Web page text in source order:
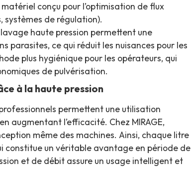
conçu pour l’optimisation de flux
systèmes de régulation).
haute pression permettent une
parasites, ce qui réduit les nuisances pour les
plus hygiénique pour les opérateurs, qui
de pulvérisation.
à la haute pression
permettent une utilisation
augmentant l’efficacité. Chez MIRAGE,
même des machines. Ainsi, chaque litre
constitue un véritable avantage en période de
et de débit assure un usage intelligent et